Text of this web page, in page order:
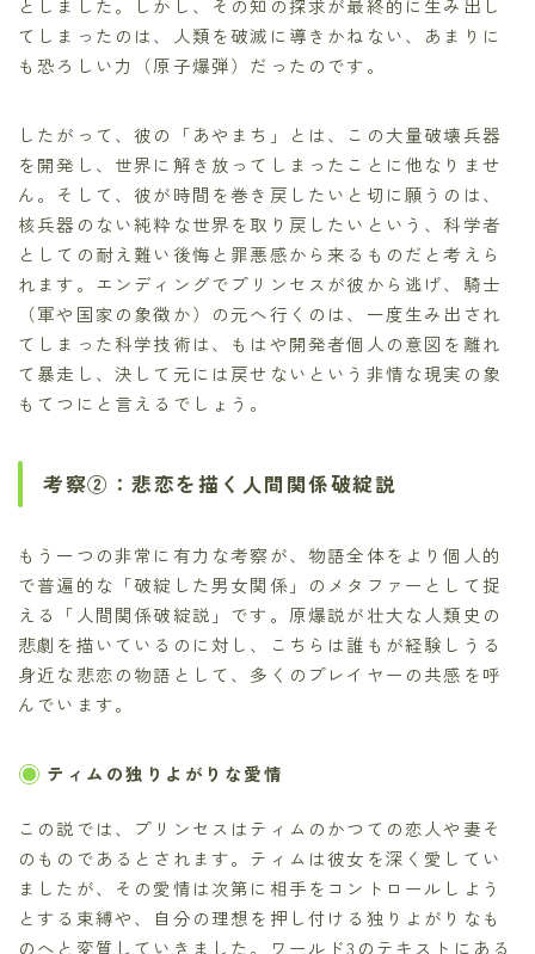
としました。しかし、その知の探求が最終的に生み出し
てしまったのは、人類を破滅に導きかねない、あまりに
も恐ろしい力（原子爆弾）だったのです。
したがって、彼の「あやまち」とは、この大量破壊兵器
を開発し、世界に解き放ってしまったことに他なりませ
ん。そして、彼が時間を巻き戻したいと切に願うのは、
核兵器のない純粋な世界を取り戻したいという、科学者
としての耐え難い後悔と罪悪感から来るものだと考えら
れます。エンディングでプリンセスが彼から逃げ、騎士
（軍や国家の象徴か）の元へ行くのは、一度生み出され
てしまった科学技術は、もはや開発者個人の意図を離れ
て暴走し、決して元には戻せないという非情な現実の象
もてつにと言えるでしょう。
考察②：悲恋を描く人間関係破綻説
もう一つの非常に有力な考察が、物語全体をより個人的
で普遍的な「破綻した男女関係」のメタファーとして捉
える「人間関係破綻説」です。原爆説が壮大な人類史の
悲劇を描いているのに対し、こちらは誰もが経験しうる
身近な悲恋の物語として、多くのプレイヤーの共感を呼
んでいます。
ティムの独りよがりな愛情
この説では、プリンセスはティムのかつての恋人や妻そ
のものであるとされます。ティムは彼女を深く愛してい
ましたが、その愛情は次第に相手をコントロールしよう
とする束縛や、自分の理想を押し付ける独りよがりなも
のへと変質していきました。ワールド3のテキストにある